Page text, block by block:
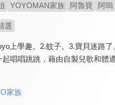
YOYOMAN家族 阿魯寶 阿嗚
選
上學趣。2.蚊子。3.寶貝迷路
起唱唱跳跳，藉由自製兒歌和體
家族